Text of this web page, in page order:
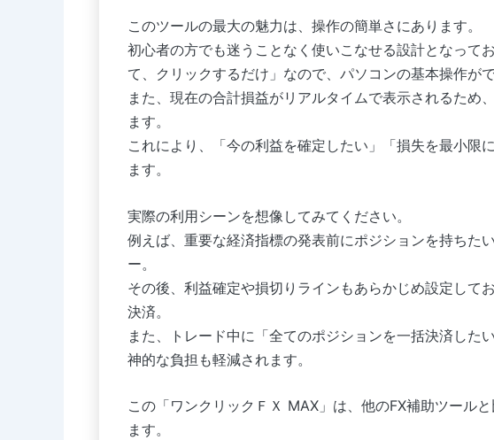
このツールの最大の魅力は、操作の簡単さにあります。
初心者の方でも迷うことなく使いこなせる設計となって
て、クリックするだけ」なので、パソコンの基本操作が
また、現在の合計損益がリアルタイムで表示されるため
ます。
これにより、「今の利益を確定したい」「損失を最小限
ます。
実際の利用シーンを想像してみてください。
例えば、重要な経済指標の発表前にポジションを持ちた
ー。
その後、利益確定や損切りラインもあらかじめ設定して
決済。
また、トレード中に「全てのポジションを一括決済した
神的な負担も軽減されます。
この「ワンクリックＦＸ MAX」は、他のFX補助ツール
ます。